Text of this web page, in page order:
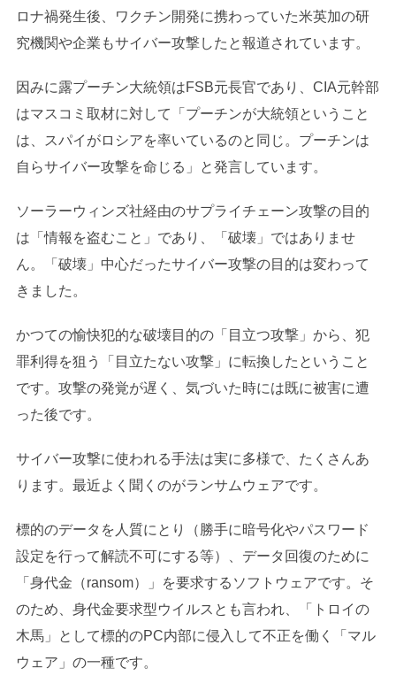
ロナ禍発生後、ワクチン開発に携わっていた米英加の研
究機関や企業もサイバー攻撃したと報道されています。
因みに露プーチン大統領はFSB元長官であり、CIA元幹部
はマスコミ取材に対して「プーチンが大統領ということ
は、スパイがロシアを率いているのと同じ。プーチンは
自らサイバー攻撃を命じる」と発言しています。
ソーラーウィンズ社経由のサプライチェーン攻撃の目的
は「情報を盗むこと」であり、「破壊」ではありませ
ん。「破壊」中心だったサイバー攻撃の目的は変わって
きました。
かつての愉快犯的な破壊目的の「目立つ攻撃」から、犯
罪利得を狙う「目立たない攻撃」に転換したということ
です。攻撃の発覚が遅く、気づいた時には既に被害に遭
った後です。
サイバー攻撃に使われる手法は実に多様で、たくさんあ
ります。最近よく聞くのがランサムウェアです。
標的のデータを人質にとり（勝手に暗号化やパスワード
設定を行って解読不可にする等）、データ回復のために
「身代金（ransom）」を要求するソフトウェアです。そ
のため、身代金要求型ウイルスとも言われ、「トロイの
木馬」として標的のPC内部に侵入して不正を働く「マル
ウェア」の一種です。